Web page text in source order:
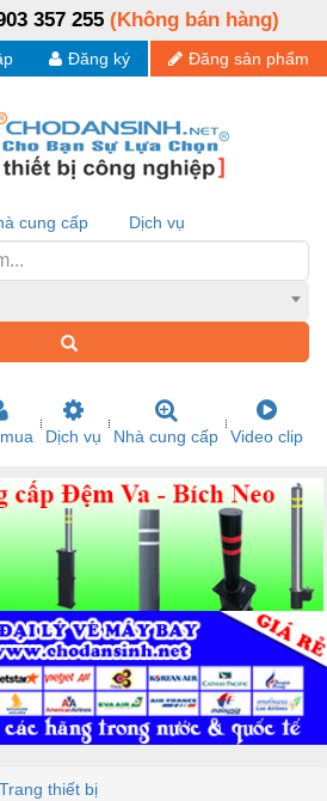
357 255 (Không bán hàng)
Đăng sản phẩm
Đăng ký
cung cấp Dịch vụ
Dịch vụ Nhà cung cấp Video clip
thiết bị